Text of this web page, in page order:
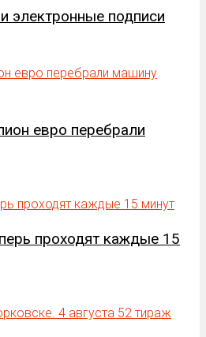
электронные подписи
евро перебрали
проходят каждые 15